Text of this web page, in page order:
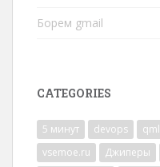
Борем gmail
CATEGORIES
5 минут devops qml
vsemoe.ru
Джиперы